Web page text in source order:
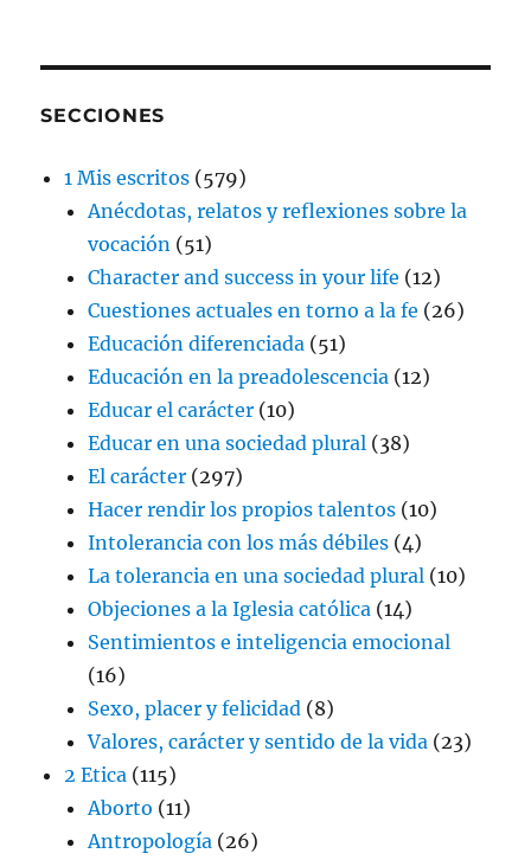
SECCIONES
1 Mis escritos (579)
Anécdotas, relatos y reflexiones sobre la
vocación (51)
Character and success in your life (12)
Cuestiones actuales en torno a la fe (26)
Educación diferenciada (51)
Educación en la preadolescencia (12)
Educar el carácter (10)
Educar en una sociedad plural (38)
El carácter (297)
Hacer rendir los propios talentos (10)
Intolerancia con los más débiles (4)
La tolerancia en una sociedad plural (10)
Objeciones a la Iglesia católica (14)
Sentimientos e inteligencia emocional
(16)
Sexo, placer y felicidad (8)
Valores, carácter y sentido de la vida (23)
2 Etica (115)
Aborto (11)
Antropología (26)